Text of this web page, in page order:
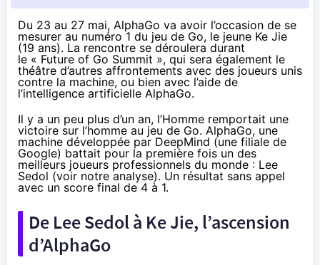
Du 23 au 27 mai, AlphaGo va avoir l’occasion de se
mesurer au numéro 1 du jeu de Go, le jeune Ke Jie
(19 ans). La rencontre se déroulera durant
le « Future of Go Summit », qui sera également le
théâtre d’autres affrontements avec des joueurs unis
contre la machine, ou bien avec l’aide de
l’intelligence artificielle AlphaGo.
Il y a un peu plus d’un an, l’Homme remportait une
victoire sur l’homme au jeu de Go. AlphaGo, une
machine développée par DeepMind (une filiale de
Google) battait pour la première fois un des
meilleurs joueurs professionnels du monde : Lee
Sedol (voir notre analyse). Un résultat sans appel
avec un score final de 4 à 1.
De Lee Sedol à Ke Jie, l’ascension
d’AlphaGo